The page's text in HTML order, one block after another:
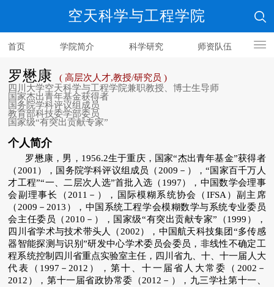
空天科学与工程学院
首页 学院简介 科学研究 师资队伍
人才培养
罗懋康( 高层次人才,教授/研究员 )
四川大学空天科学与工程学院兼职教授、博士生导师
国家杰出青年基金获得者
国务院学科评议组成员
教育部科技委学部委员
国家级“有突出贡献专家”
个人简介
罗懋康，男， 1956.2生于重庆，国家“杰出青年基金”获得者
（2001），国务院学科评议组成员（2009 －），“国家百千万人
才工程”“一、二层次人选”首批入选（ 1997），中国数学会理事
会副理事长（2011 －），国际模糊系统协会（ IFSA）副主席
（2009 － 2013 ），中国系统工程学会模糊数学与系统专业委员
会主任委员（2010 －），国家级“有突出贡献专家”（1999 ），
四川省学术与技术带头人（2002）， 中国航天科技集团“多传感
器智能探测与识别”研发中心学术委员会委员， 非线性不确定工
程系统控制四川省重点实验室主任， 四川省九、十、十一届人大
代表（ 1997 －2012 ），第十、十一届省人大常委（ 2002 －
2012 ），第十一届省政协常委（2012 －），九三学社第十一、